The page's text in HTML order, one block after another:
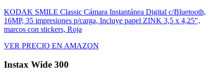
KODAK SMILE Classic Cámara Instantánea Digital c/Bluetooth,
16MP, 35 impresiones p/carga, Incluye papel ZINK 3,5 x 4,25",
marcos con stickers, Roja
VER PRECIO EN AMAZON
Instax Wide 300